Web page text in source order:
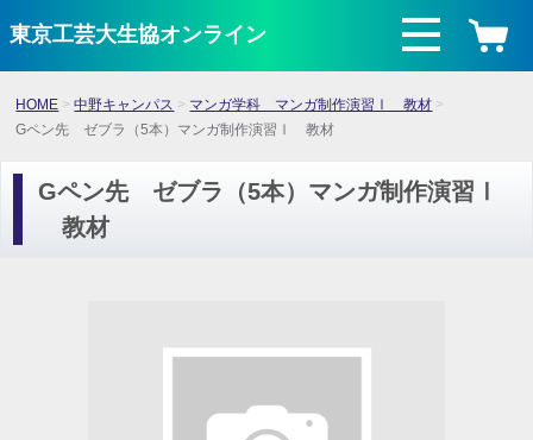
東京工芸大生協オンライン
HOME 中野キャンパス
マンガ学科 マンガ制作演習Ⅰ 教材
Gペン先 ゼブラ（5本）マンガ制作演習Ⅰ 教材
Gペン先 ゼブラ（5本）マンガ制作演習Ⅰ
教材